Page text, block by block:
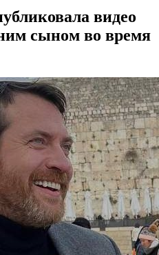
видео
сыном во время